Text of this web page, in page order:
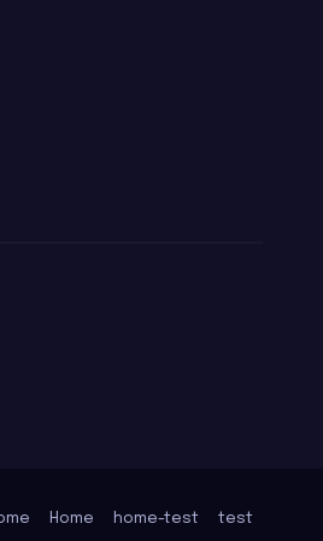
Home home-test test